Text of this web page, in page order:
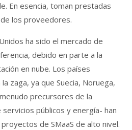
En esencia, toman prestadas
los proveedores.
ha sido el mercado de
debido en parte a la
en nube. Los países
zaga, ya que Suecia, Noruega,
precursores de la
públicos y energía- han
de SMaaS de alto nivel.